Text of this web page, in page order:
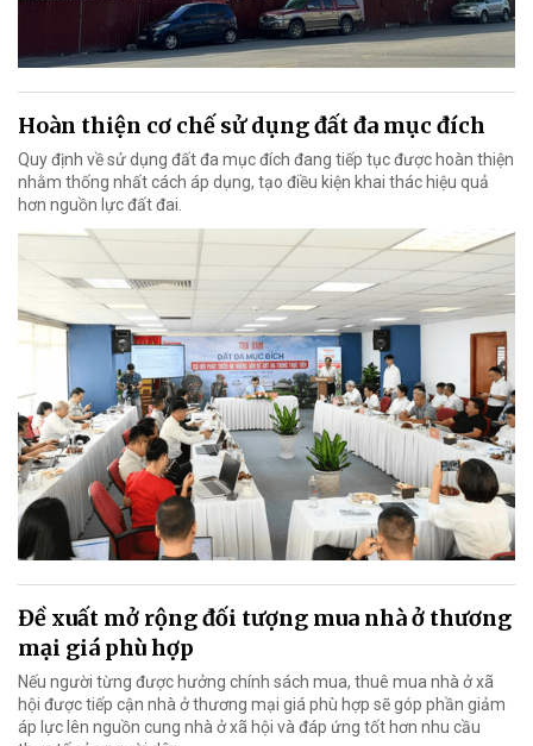
Hoàn thiện cơ chế sử dụng đất đa mục đích
Quy định về sử dụng đất đa mục đích đang tiếp tục được hoàn thiện
nhằm thống nhất cách áp dụng, tạo điều kiện khai thác hiệu quả
hơn nguồn lực đất đai.
Đề xuất mở rộng đối tượng mua nhà ở thương
mại giá phù hợp
Nếu người từng được hưởng chính sách mua, thuê mua nhà ở xã
hội được tiếp cận nhà ở thương mại giá phù hợp sẽ góp phần giảm
áp lực lên nguồn cung nhà ở xã hội và đáp ứng tốt hơn nhu cầu